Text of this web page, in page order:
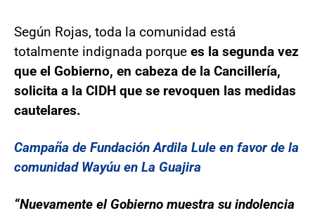
Según Rojas, toda la comunidad está
totalmente indignada porque es la segunda vez
que el Gobierno, en cabeza de la Cancillería,
solicita a la CIDH que se revoquen las medidas
cautelares.
Campaña de Fundación Ardila Lule en favor de la
comunidad Wayúu en La Guajira
“Nuevamente el Gobierno muestra su indolencia